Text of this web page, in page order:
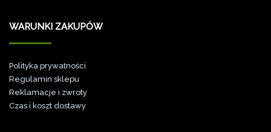
WARUNKI ZAKUPÓW
Polityka prywatności
Regulamin sklepu
Reklamacje i zwroty
Czas i koszt dostawy